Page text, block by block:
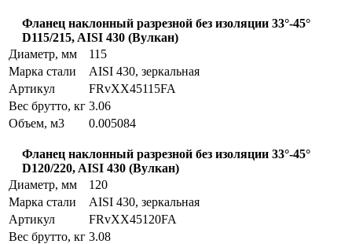
Фланец наклонный разрезной без изоляции 33°-45°
D115/215, AISI 430 (Вулкан)
Диаметр, мм
115
Марка стали
AISI 430, зеркальная
Артикул
FRvXX45115FA
Вес брутто, кг 3.06
Объем, м3
0.005084
Фланец наклонный разрезной без изоляции 33°-45°
D120/220, AISI 430 (Вулкан)
Диаметр, мм
120
Марка стали
AISI 430, зеркальная
Артикул
FRvXX45120FA
Вес брутто, кг 3.08